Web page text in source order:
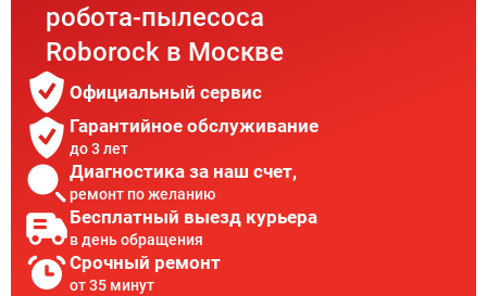
робота-пылесоса
Roborock в Москве
Официальный сервис
Гарантийное обслуживание
до 3 лет
Диагностика за наш счет,
ремонт по желанию
Бесплатный выезд курьера
в день обращения
Срочный ремонт
от 35 минут